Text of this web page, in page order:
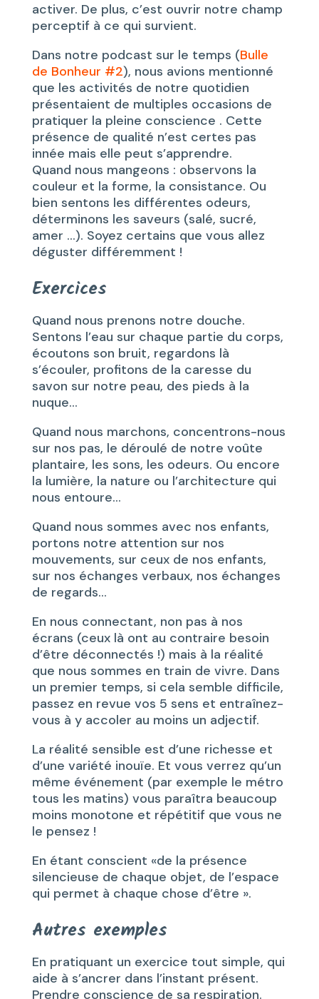
activer. De plus, c’est ouvrir notre champ
perceptif à ce qui survient.
Dans notre podcast sur le temps (Bulle
de Bonheur #2), nous avions mentionné
que les activités de notre quotidien
présentaient de multiples occasions de
pratiquer la pleine conscience . Cette
présence de qualité n’est certes pas
innée mais elle peut s’apprendre.
Quand nous mangeons : observons la
couleur et la forme, la consistance. Ou
bien sentons les différentes odeurs,
déterminons les saveurs (salé, sucré,
amer …). Soyez certains que vous allez
déguster différemment !
Exercices
Quand nous prenons notre douche.
Sentons l’eau sur chaque partie du corps,
écoutons son bruit, regardons là
s’écouler, profitons de la caresse du
savon sur notre peau, des pieds à la
nuque…
Quand nous marchons, concentrons-nous
sur nos pas, le déroulé de notre voûte
plantaire, les sons, les odeurs. Ou encore
la lumière, la nature ou l’architecture qui
nous entoure…
Quand nous sommes avec nos enfants,
portons notre attention sur nos
mouvements, sur ceux de nos enfants,
sur nos échanges verbaux, nos échanges
de regards…
En nous connectant, non pas à nos
écrans (ceux là ont au contraire besoin
d’être déconnectés !) mais à la réalité
que nous sommes en train de vivre. Dans
un premier temps, si cela semble difficile,
passez en revue vos 5 sens et entraînez-
vous à y accoler au moins un adjectif.
La réalité sensible est d’une richesse et
d’une variété inouïe. Et vous verrez qu’un
même événement (par exemple le métro
tous les matins) vous paraîtra beaucoup
moins monotone et répétitif que vous ne
le pensez !
En étant conscient «de la présence
silencieuse de chaque objet, de l’espace
qui permet à chaque chose d’être ».
Autres exemples
En pratiquant un exercice tout simple, qui
aide à s’ancrer dans l’instant présent.
Prendre conscience de sa respiration.